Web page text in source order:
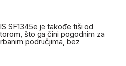
SF1345e je takođe tiši od
što ga čini pogodnim za
područjima, bez